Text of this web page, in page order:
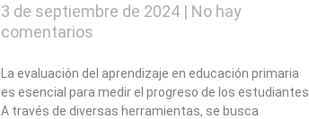
3 de septiembre de 2024
No hay
comentarios
La evaluación del aprendizaje en educación primaria
es esencial para medir el progreso de los estudiantes.
A través de diversas herramientas, se busca